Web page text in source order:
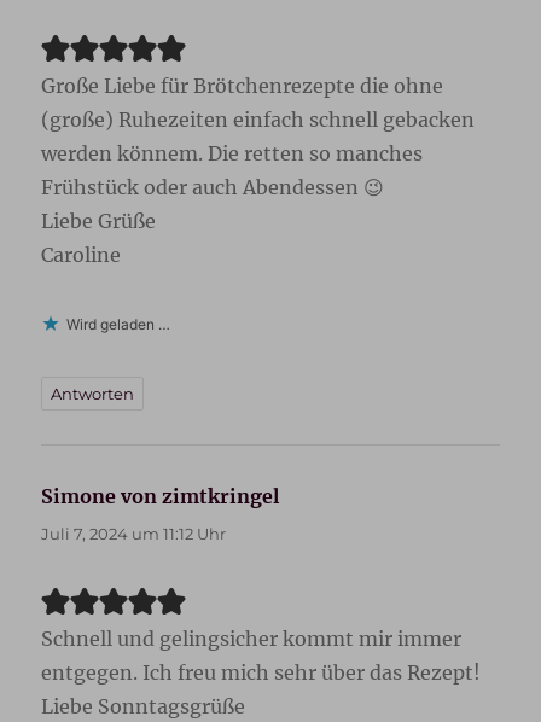
Große Liebe für Brötchenrezepte die ohne
(große) Ruhezeiten einfach schnell gebacken
werden könnem. Die retten so manches
Frühstück oder auch Abendessen 😉
Liebe Grüße
Caroline
Wird geladen …
Antworten
Simone von zimtkringel
Juli 7, 2024 um 11:12 Uhr
Schnell und gelingsicher kommt mir immer
entgegen. Ich freu mich sehr über das Rezept!
Liebe Sonntagsgrüße